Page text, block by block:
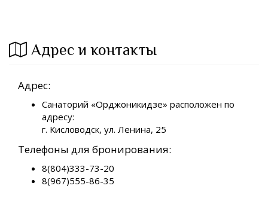
Адрес и контакты
Адрес:
Санаторий «Орджоникидзе» расположен по
адресу:
г. Кисловодск, ул. Ленина, 25
Телефоны для бронирования:
8(804)333-73-20
8(967)555-86-35